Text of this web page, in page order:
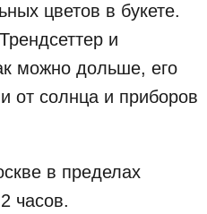
цветов в букете.
и
можно дольше, его
от солнца и приборов
в пределах
часов.